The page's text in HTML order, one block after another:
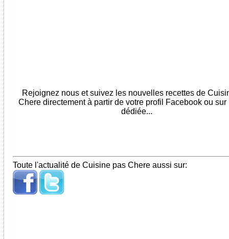
Rejoignez nous et suivez les nouvelles recettes de
Chere directement à partir de votre profil Facebook ou sur
dédiée...
Toute l'actualité de Cuisine pas Chere aussi sur: